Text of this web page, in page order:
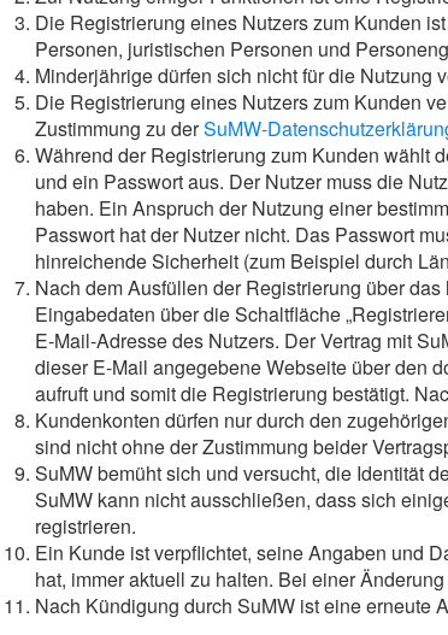
Die Registrierung eines Nutzers zum Kunden
Personen, juristischen Personen und
Minderjährige dürfen sich nicht für die Nutzung
Die Registrierung eines Nutzers zum Kunden
Zustimmung zu derSuMW-
Während der Registrierung zum Kunden wählt
und ein Passwort aus. Der Nutzer muss die
haben. Ein Anspruch der Nutzung einer
Passwort hat der Nutzer nicht. Das Passwort
hinreichende Sicherheit (zum Beispiel durch
Nach dem Ausfüllen der Registrierung über
Eingabedaten über die Schaltfläche
E-Mail-Adresse des Nutzers. Der Vertrag mit
dieser E-Mail angegebene Webseite über den
aufruft und somit die Registrierung bestätigt.
Kundenkonten dürfen nur durch den
sind nicht ohne der Zustimmung beider
SuMW bemüht sich und versucht, die Identität
SuMW kann nicht ausschließen, dass sich
registrieren.
Ein Kunde ist verpflichtet, seine Angaben und
hat, immer aktuell zu halten. Bei einer
Nach Kündigung durch SuMW ist eine erneute